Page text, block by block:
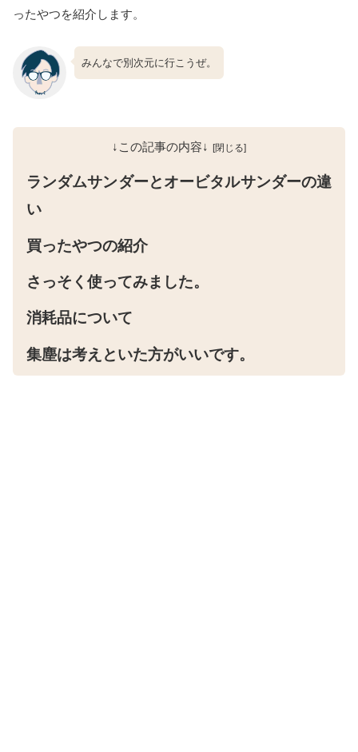
ったやつを紹介します。
みんなで別次元に行こうぜ。
↓この記事の内容↓
ランダムサンダーとオービタルサンダーの違
い
買ったやつの紹介
さっそく使ってみました。
消耗品について
集塵は考えといた方がいいです。